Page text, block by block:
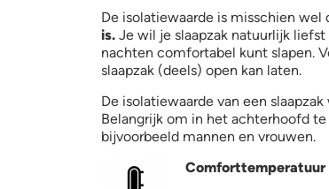
De isolatiewaarde is misschien
is. Je wil je slaapzak natuurlijk
nachten comfortabel kunt slapen.
slaapzak (deels) open kan laten.
De isolatiewaarde van een
Belangrijk om in het achterhoofd
bijvoorbeeld mannen en vrouwen.
comfort temp.jpg
Comforttemperatuur